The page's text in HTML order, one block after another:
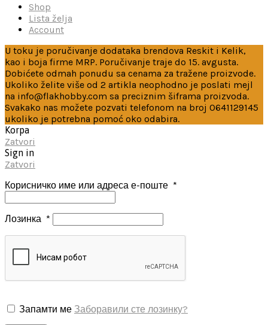
Shop
Lista želja
Account
U toku je poručivanje dodataka brendova Reskit i Kelik,
kao i boja firme MRP. Poručivanje traje do 15. avgusta.
Dobićete odmah ponudu sa cenama za tražene proizvode.
Ukoliko želite više od 2 artikla neophodno je poslati mejl
na info@flakhobby.com sa preciznim šiframa proizvoda.
Svakako nas možete pozvati telefonom na broj 0641129145
ukoliko je potrebna pomoć oko odabira.
Korpa
Zatvori
Sign in
Zatvori
Корисничко име или адреса е-поште *
Лозинка *
Запамти ме Заборавили сте лозинку?